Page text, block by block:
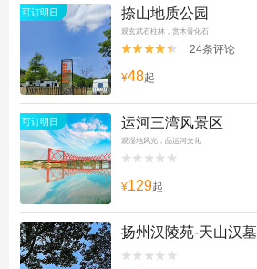
可订明日 捺山地质公园
观玄武石柱林，赏木骨化石

 24条评论
¥48起
可订明日 运河三湾风景区
观湿地风光，品运河文化


¥129起
扬州汉陵苑-天山汉墓

